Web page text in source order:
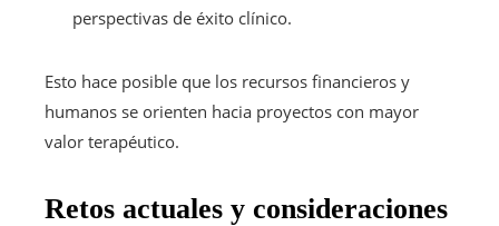
perspectivas de éxito clínico.
Esto hace posible que los recursos financieros y
humanos se orienten hacia proyectos con mayor
valor terapéutico.
Retos actuales y consideraciones